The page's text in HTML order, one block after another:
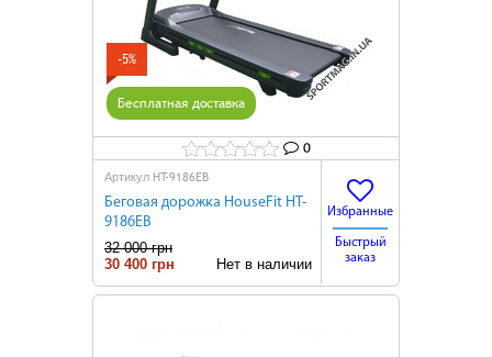
0
Бесплатная доставка
-5%
Артикул HT-9186EB
Беговая дорожка HouseFit HT-
9186EB
32 000 грн
30 400 грн
Нет в наличии
Избранные
Быстрый
заказ